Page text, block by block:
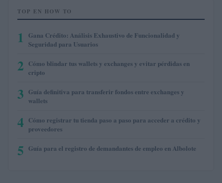
TOP EN HOW TO
1
Gana Crédito: Análisis Exhaustivo de Funcionalidad y
Seguridad para Usuarios
2 Cómo blindar tus wallets y exchanges y evitar pérdidas en
cripto
3 Guía definitiva para transferir fondos entre exchanges y
wallets
4 Cómo registrar tu tienda paso a paso para acceder a crédito y
proveedores
5 Guía para el registro de demandantes de empleo en Albolote